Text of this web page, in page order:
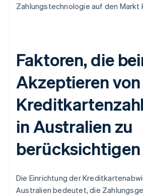
Zahlungstechnologie auf den Markt
Faktoren, die
Akzeptieren von
in Australien zu
berücksichtigen
Die Einrichtung der
Australien bedeutet, die